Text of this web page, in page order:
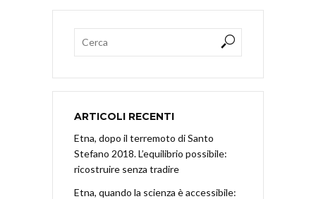
ARTICOLI RECENTI
Etna, dopo il terremoto di Santo
Stefano 2018. L’equilibrio possibile:
ricostruire senza tradire
Etna, quando la scienza è accessibile: